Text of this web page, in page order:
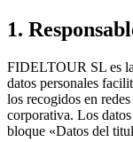
1.
FIDELTOUR SL es
datos personales
los recogidos en
corporativa. Los
bloque «Datos del